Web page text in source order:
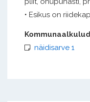
• Esikus on
näidisarve 1